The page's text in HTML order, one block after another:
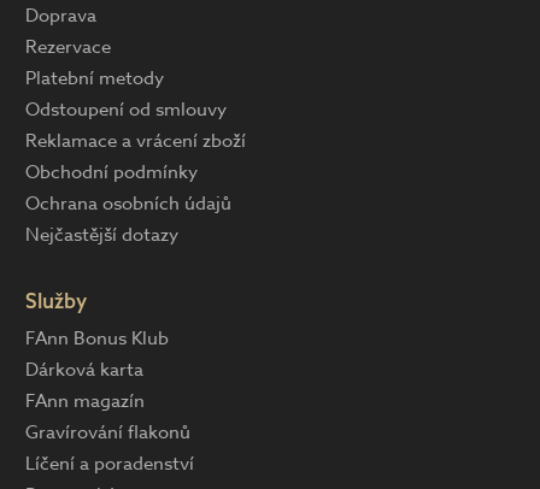
Doprava
Rezervace
Platební metody
Odstoupení od smlouvy
Reklamace a vrácení zboží
Obchodní podmínky
Ochrana osobních údajů
Nejčastější dotazy
Služby
FAnn Bonus Klub
Dárková karta
FAnn magazín
Gravírování flakonů
Líčení a poradenství